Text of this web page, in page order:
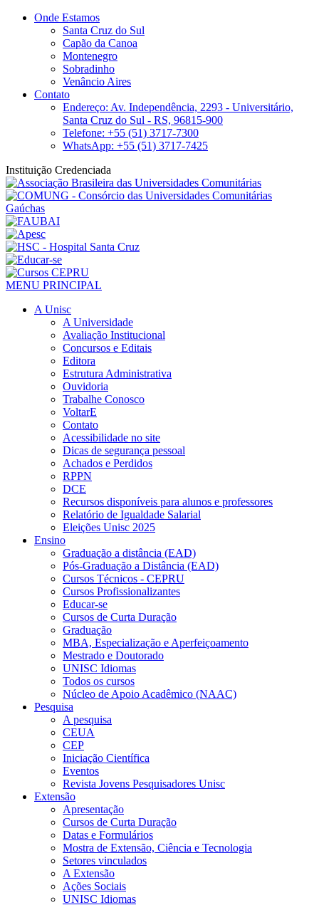
Onde Estamos
Santa Cruz do Sul
Capão da Canoa
Montenegro
Sobradinho
Venâncio Aires
Contato
Endereço: Av. Independência, 2293 - Universitário,
Santa Cruz do Sul - RS, 96815-900
Telefone: +55 (51) 3717-7300
WhatsApp: +55 (51) 3717-7425
Instituição Credenciada
MENU PRINCIPAL
A Unisc
A Universidade
Avaliação Institucional
Concursos e Editais
Editora
Estrutura Administrativa
Ouvidoria
Trabalhe Conosco
VoltarE
Contato
Acessibilidade no site
Dicas de segurança pessoal
Achados e Perdidos
RPPN
DCE
Recursos disponíveis para alunos e professores
Relatório de Igualdade Salarial
Eleições Unisc 2025
Ensino
Graduação a distância (EAD)
Pós-Graduação a Distância (EAD)
Cursos Técnicos - CEPRU
Cursos Profissionalizantes
Educar-se
Cursos de Curta Duração
Graduação
MBA, Especialização e Aperfeiçoamento
Mestrado e Doutorado
UNISC Idiomas
Todos os cursos
Núcleo de Apoio Acadêmico (NAAC)
Pesquisa
A pesquisa
CEUA
CEP
Iniciação Científica
Eventos
Revista Jovens Pesquisadores Unisc
Extensão
Apresentação
Cursos de Curta Duração
Datas e Formulários
Mostra de Extensão, Ciência e Tecnologia
Setores vinculados
A Extensão
Ações Sociais
UNISC Idiomas